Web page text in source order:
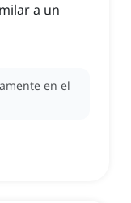
a un
en el